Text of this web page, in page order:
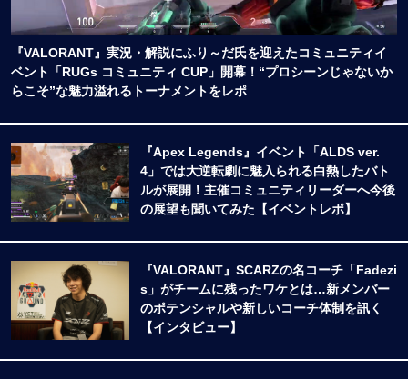
『VALORANT』実況・解説にふり～だ氏を迎えたコミュニティイ
ベント「RUGs コミュニティ CUP」開幕！“プロシーンじゃないか
らこそ”な魅力溢れるトーナメントをレポ
『Apex Legends』イベント「ALDS ver.
4」では大逆転劇に魅入られる白熱したバト
ルが展開！主催コミュニティリーダーへ今後
の展望も聞いてみた【イベントレポ】
『VALORANT』SCARZの名コーチ「Fadezi
s」がチームに残ったワケとは…新メンバー
のポテンシャルや新しいコーチ体制を訊く
【インタビュー】